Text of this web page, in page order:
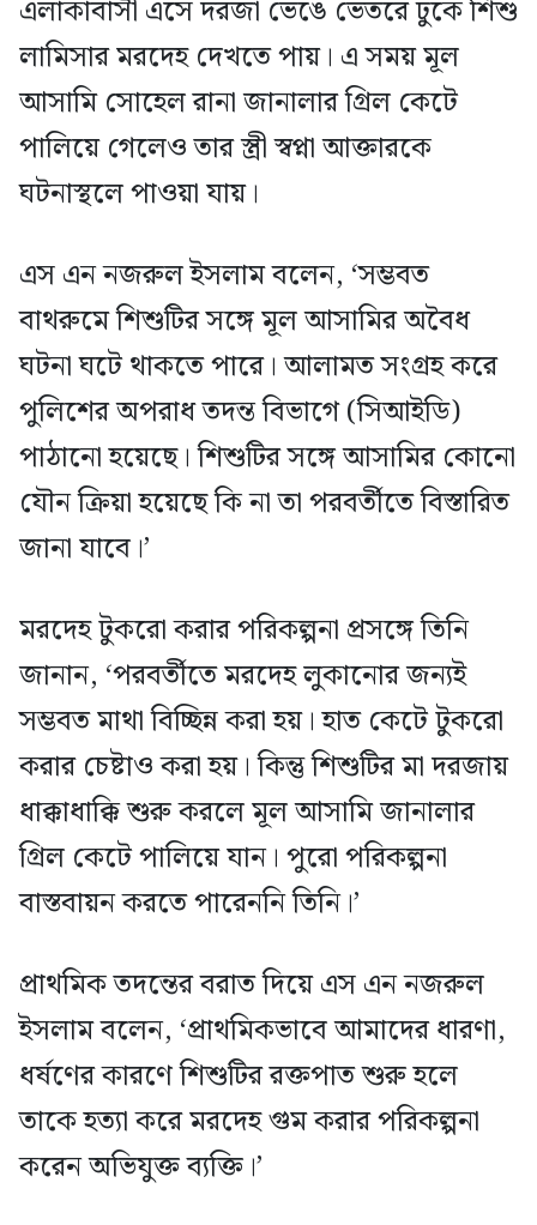
এলাকাবাসী এসে দরজা ভেঙে ভেতরে ঢুকে শিশু
লামিসার মরদেহ দেখতে পায়। এ সময় মূল
আসামি সোহেল রানা জানালার গ্রিল কেটে
পালিয়ে গেলেও তার স্ত্রী স্বপ্না আক্তারকে
ঘটনাস্থলে পাওয়া যায়।
এস এন নজরুল ইসলাম বলেন, ‘সম্ভবত
বাথরুমে শিশুটির সঙ্গে মূল আসামির অবৈধ
ঘটনা ঘটে থাকতে পারে। আলামত সংগ্রহ করে
পুলিশের অপরাধ তদন্ত বিভাগে (সিআইডি)
পাঠানো হয়েছে। শিশুটির সঙ্গে আসামির কোনো
যৌন ক্রিয়া হয়েছে কি না তা পরবর্তীতে বিস্তারিত
জানা যাবে।’
মরদেহ টুকরো করার পরিকল্পনা প্রসঙ্গে তিনি
জানান, ‘পরবর্তীতে মরদেহ লুকানোর জন্যই
সম্ভবত মাথা বিচ্ছিন্ন করা হয়। হাত কেটে টুকরো
করার চেষ্টাও করা হয়। কিন্তু শিশুটির মা দরজায়
ধাক্কাধাক্কি শুরু করলে মূল আসামি জানালার
গ্রিল কেটে পালিয়ে যান। পুরো পরিকল্পনা
বাস্তবায়ন করতে পারেননি তিনি।’
প্রাথমিক তদন্তের বরাত দিয়ে এস এন নজরুল
ইসলাম বলেন, ‘প্রাথমিকভাবে আমাদের ধারণা,
ধর্ষণের কারণে শিশুটির রক্তপাত শুরু হলে
তাকে হত্যা করে মরদেহ গুম করার পরিকল্পনা
করেন অভিযুক্ত ব্যক্তি।’